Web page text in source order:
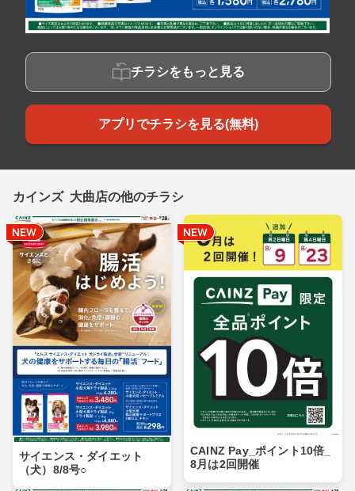
チラシをもっと見る
アプリでチラシを見る(無料)
カインズ 大曲店の他のチラシ
サイエンス・ダイエット
（犬）8/8号○
CAINZ Pay_ポイント10倍_
8月は2回開催